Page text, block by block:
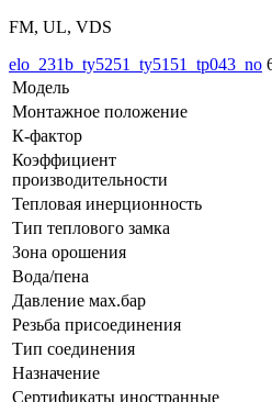
FM, UL, VDS
elo_231b_ty5251_ty5151_tp043_no
Модель
Монтажное положение
К-фактор
Коэффициент
производительности
Тепловая инерционность
Тип теплового замка
Зона орошения
Вода/пена
Давление мах.бар
Резьба присоединения
Тип соединения
Назначение
Сертификаты иностранные